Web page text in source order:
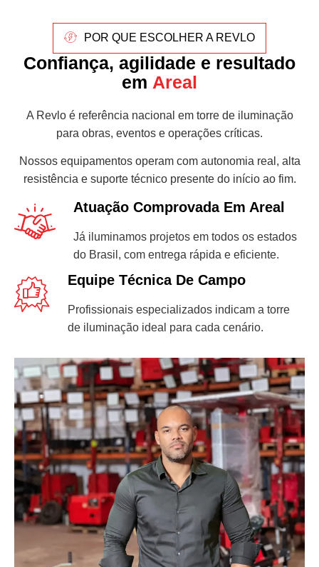
POR QUE ESCOLHER A REVLO
Confiança, agilidade e resultado
em Areal
A Revlo é referência nacional em torre de iluminação
para obras, eventos e operações críticas.
Nossos equipamentos operam com autonomia real, alta
resistência e suporte técnico presente do início ao fim.
Atuação Comprovada Em Areal
Já iluminamos projetos em todos os estados
do Brasil, com entrega rápida e eficiente.
Equipe Técnica De Campo
Profissionais especializados indicam a torre
de iluminação ideal para cada cenário.